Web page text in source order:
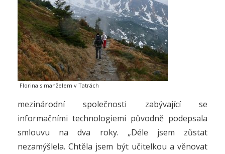
Florina s manželem v Tatrách
mezinárodní společnosti zabývající se
informačními technologiemi původně podepsala
smlouvu na dva roky. „Déle jsem zůstat
nezamýšlela. Chtěla jsem být učitelkou a věnovat